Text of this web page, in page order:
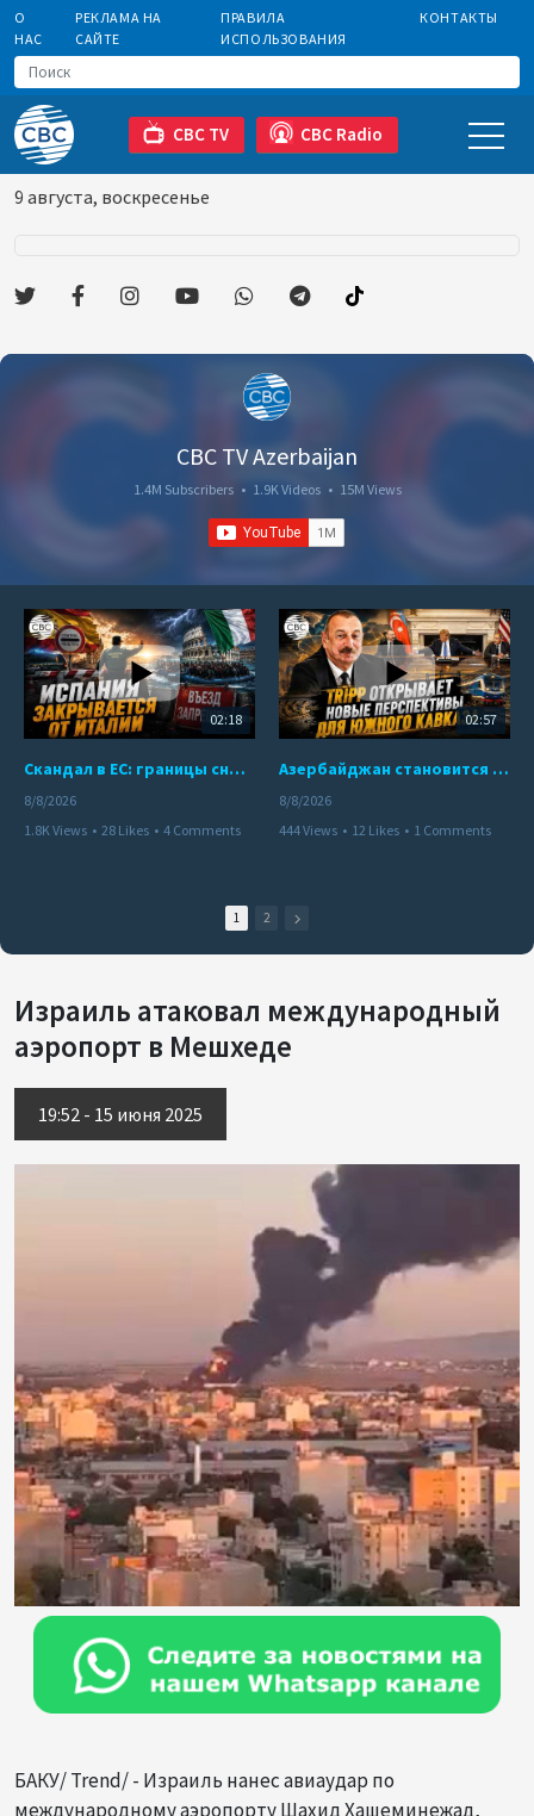
О
НАС
РЕКЛАМА НА
САЙТЕ
ПРАВИЛА
ИСПОЛЬЗОВАНИЯ
КОНТАКТЫ
CBC TV CBC Radio
9 августа, воскресенье
CBC TV Azerbaijan
1.4M Subscribers • 1.9K Videos • 15M Views
02:18
Скандал в ЕС: границы снова под контролем
8/8/2026
1.8K Views • 28 Likes • 4 Comments
02:57
Азербайджан становится мостом между Востоком и Западом
8/8/2026
444 Views • 12 Likes • 1 Comments
1 2
Израиль атаковал международный
аэропорт в Мешхеде
19:52 - 15 июня 2025
БАКУ/ Trend/ - Израиль нанес авиаудар по
международному аэропорту Шахид Хашеминежад,